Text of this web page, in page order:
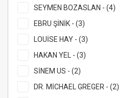
SEYMEN BOZASLAN - (4)
EBRU ŞİNİK - (3)
LOUİSE HAY - (3)
HAKAN YEL - (3)
SİNEM US - (2)
DR. MİCHAEL GREGER - (2)